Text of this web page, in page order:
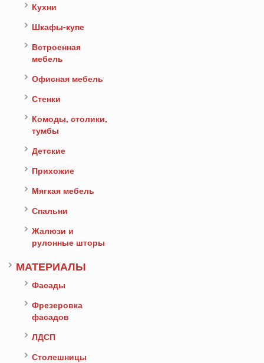
Кухни
Шкафы-купе
Встроенная
мебель
Офисная мебель
Стенки
Комоды, столики,
тумбы
Детские
Прихожие
Мягкая мебель
Спальни
Жалюзи и
рулонные шторы
МАТЕРИАЛЫ
Фасады
Фрезеровка
фасадов
ЛДСП
Столешницы